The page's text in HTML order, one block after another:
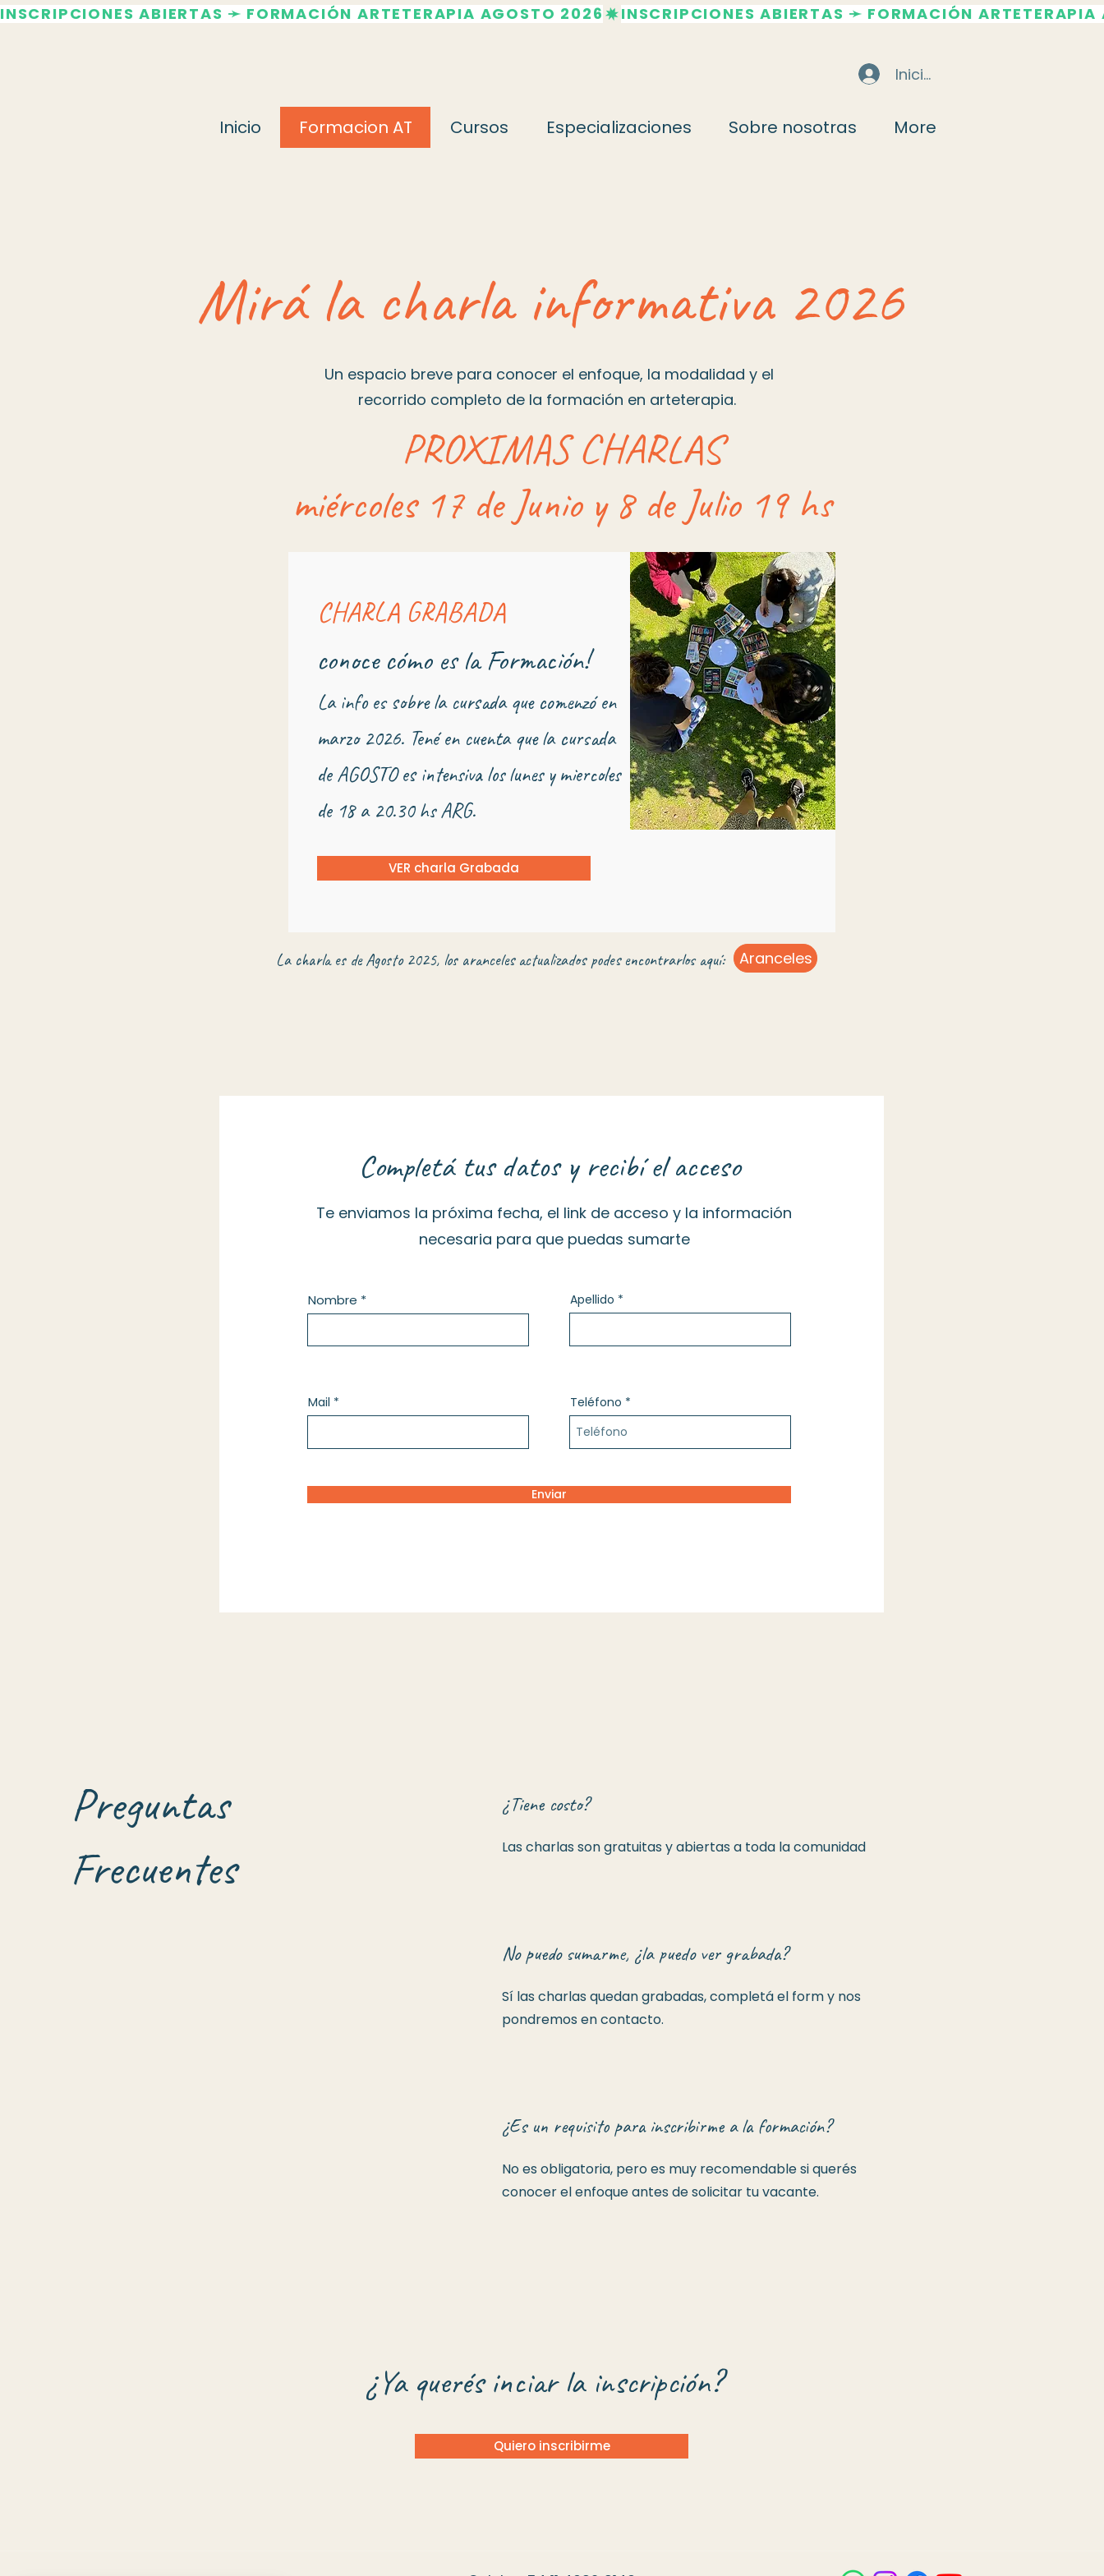
INSCRIPCIONES ABIERTAS ➛ FORMACIÓN ARTETERAPIA AGOSTO 2026
Iniciar sesión
Inicio Formacion AT Cursos Especializaciones Sobre nosotras More
Mirá la charla informativa 2026
Un espacio breve para conocer el enfoque, la modalidad y el
recorrido completo de la formación en arteterapia.
PROXIMAS CHARLAS
miércoles 17 de Junio y 8 de Julio 19 hs
CHARLA GRABADA
conoce cómo es la Formación!
La info es sobre la cursada que comenzó en
marzo 2026. Tené en cuenta que la cursada
de AGOSTO es intensiva los lunes y miercoles
de 18 a 20.30 hs ARG.
VER charla Grabada
La charla es de Agosto 2025, los aranceles actualizados podes encontrarlos aquí: Aranceles
Completá tus datos y recibí el acceso
Te enviamos la próxima fecha, el link de acceso y la información
necesaria para que puedas sumarte
Nombre Apellido
Mail Teléfono
Enviar
Preguntas
Frecuentes
¿Tiene costo?
Las charlas son gratuitas y abiertas a toda la comunidad
No puedo sumarme, ¿la puedo ver grabada?
Sí las charlas quedan grabadas, completá el form y nos
pondremos en contacto.
¿Es un requisito para inscribirme a la formación?
No es obligatoria, pero es muy recomendable si querés
conocer el enfoque antes de solicitar tu vacante.
¿Ya querés inciar la inscripción?
Quiero inscribirme